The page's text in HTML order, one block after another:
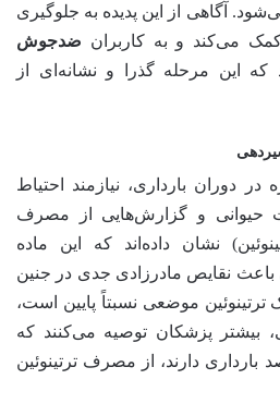
آگاهی از این پدیده به جلوگیری
می‌کند و به کاربران ضدجوش
که این مرحله گذرا و نشانه‌ای از
در دوران بارداری، نیازمند احتیاط
حیوانی و گزارش‌هایی از مصرف
نشان داده‌اند که این ماده
باعث نقایص مادرزادی جدی در جنین
موضعی نسبتاً پایین است،
بیشتر پزشکان توصیه می‌کنند که
بارداری دارند، از مصرف ترتینوئین